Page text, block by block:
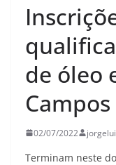
de óleo
02/07/2022
Terminam neste